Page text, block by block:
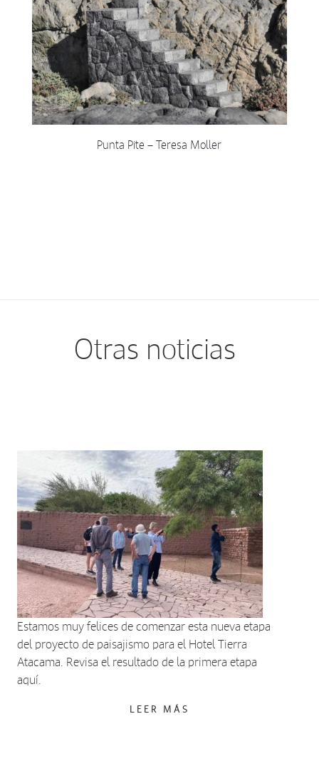
Punta Pite – Teresa Moller
Otras noticias
Estamos muy felices de comenzar esta nueva etapa
del proyecto de paisajismo para el Hotel Tierra
Atacama. Revisa el resultado de la primera etapa
aquí.
LEER MÁS